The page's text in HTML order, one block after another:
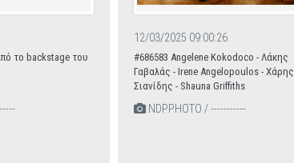
το backstage του
12/03/2025 09:00:26
#686583 Angelene Kokodoco - Λάκης
Γαβαλάς - Ιrene Angelopoulos - Χάρης
Σιανίδης - Shauna Griffiths
NDPPHOTO / -----------